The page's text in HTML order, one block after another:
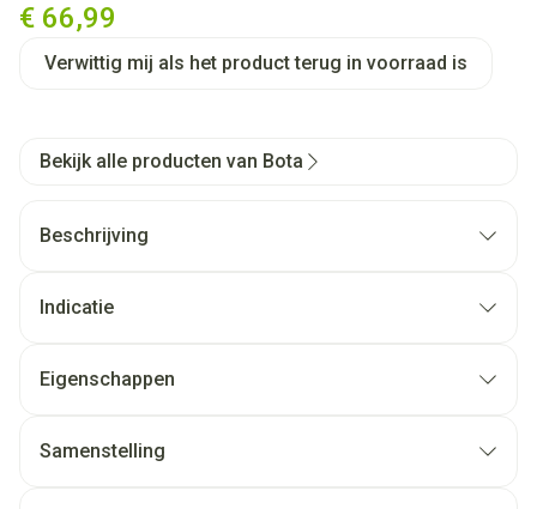
€ 66,99
Verwittig mij als het product terug in voorraad is
Bekijk alle producten van Bota
Beschrijving
Indicatie
Eigenschappen
Samenstelling